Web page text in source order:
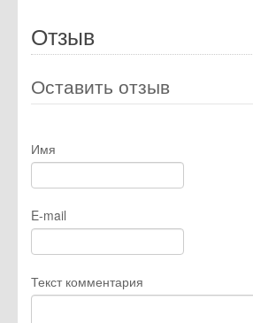
Отзыв
Оставить отзыв
Имя
E-mail
Текст комментария